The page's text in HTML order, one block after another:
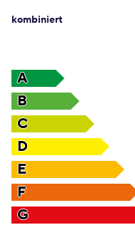
kombiniert
A
B
C
D
E
F
G